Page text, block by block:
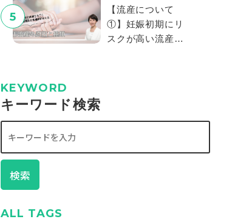
5
【流産について
①】妊娠初期にリ
スクが高い流産。
KEYWORD
キーワード検索
検索
ALL TAGS